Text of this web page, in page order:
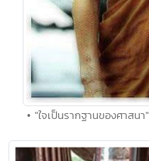
• "ใจเป็นรากฐานของศาส